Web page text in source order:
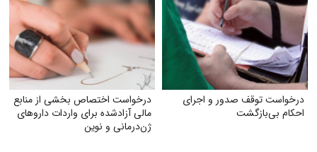
درخواست توقف صدور و اجرای
احکام بی‌بازگشت
درخواست اختصاص بخشی از منابع
مالی آزادشده برای واردات داروهای
ژن‌درمانی و نوین